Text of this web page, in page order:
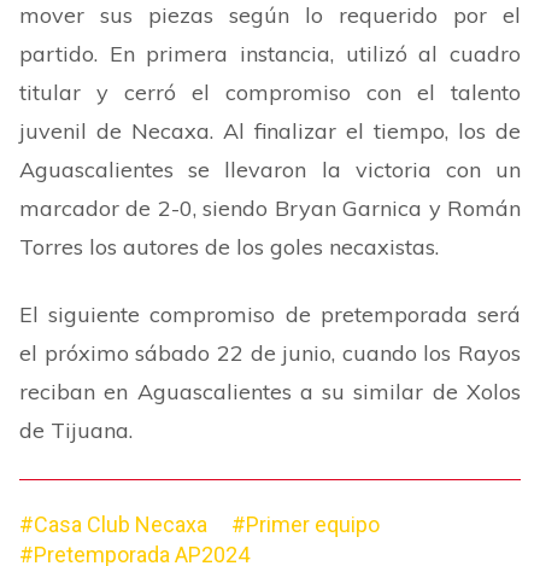
mover sus piezas según lo requerido por el
partido. En primera instancia, utilizó al cuadro
titular y cerró el compromiso con el talento
juvenil de Necaxa. Al finalizar el tiempo, los de
Aguascalientes se llevaron la victoria con un
marcador de 2-0, siendo Bryan Garnica y Román
Torres los autores de los goles necaxistas.
El siguiente compromiso de pretemporada será
el próximo sábado 22 de junio, cuando los Rayos
reciban en Aguascalientes a su similar de Xolos
de Tijuana.
#Casa Club Necaxa
#Primer equipo
#Pretemporada AP2024